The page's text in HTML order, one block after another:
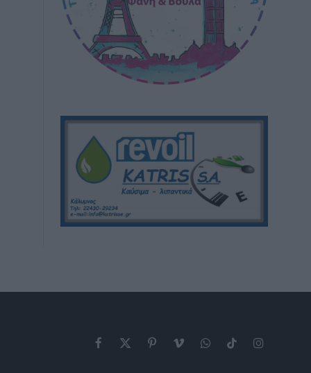
Facebook
X
PinterestVimeoWhatsAppTikTokInstagram